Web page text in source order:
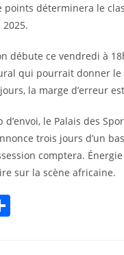
déterminera le
débute ce vendredi à
qui pourrait donner
la marge d’erreur
le Palais des
trois jours d’un
comptera.
sur la scène africaine.